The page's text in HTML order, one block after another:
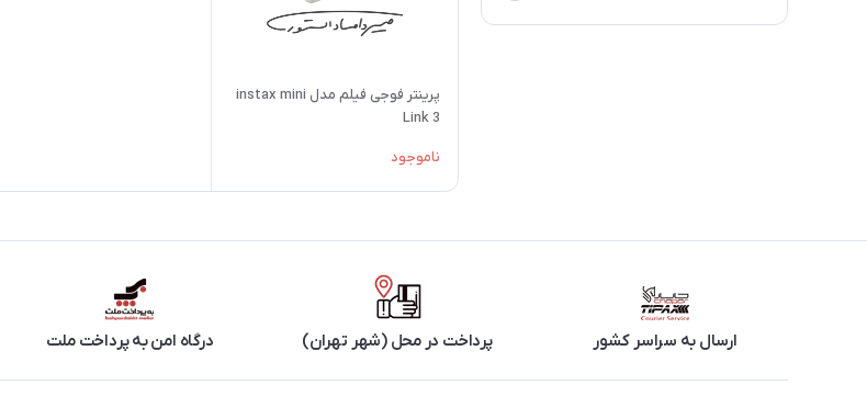
پرینتر فوجی فیلم مدل instax mini
Link 3
ناموجود
ارسال به سراسر کشور پرداخت در محل (شهر تهران) درگاه امن به پرداخت ملت